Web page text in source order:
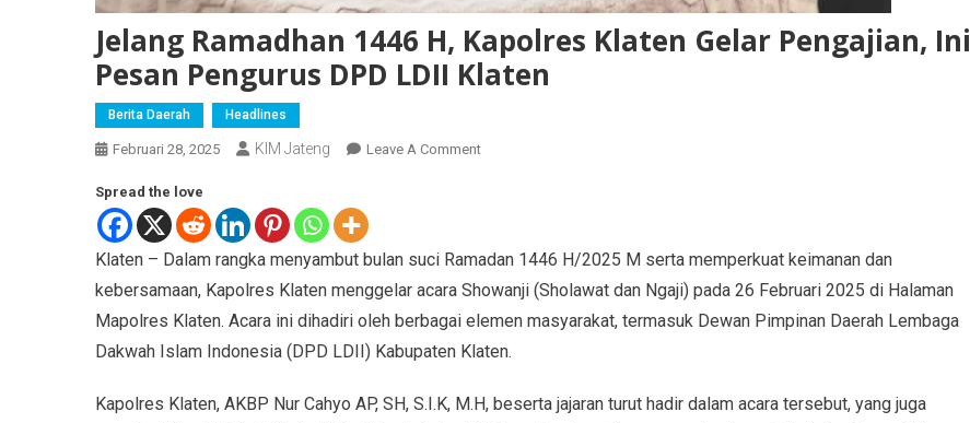
Jelang Ramadhan 1446 H, Kapolres Klaten Gelar Pengajian, Ini
Pesan Pengurus DPD LDII Klaten
Berita Daerah Headlines
Februari 28, 2025 KIM Jateng Leave A Comment
Spread the love
Klaten – Dalam rangka menyambut bulan suci Ramadan 1446 H/2025 M serta memperkuat keimanan dan
kebersamaan, Kapolres Klaten menggelar acara Showanji (Sholawat dan Ngaji) pada 26 Februari 2025 di Halaman
Mapolres Klaten. Acara ini dihadiri oleh berbagai elemen masyarakat, termasuk Dewan Pimpinan Daerah Lembaga
Dakwah Islam Indonesia (DPD LDII) Kabupaten Klaten.
Kapolres Klaten, AKBP Nur Cahyo AP, SH, S.I.K, M.H, beserta jajaran turut hadir dalam acara tersebut, yang juga